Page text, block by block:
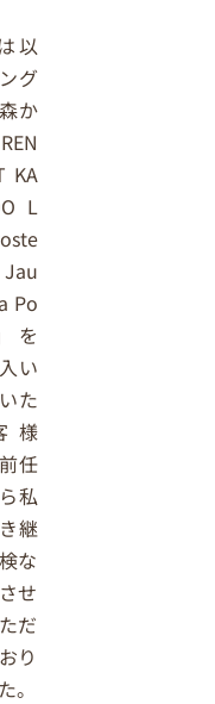
以
グ
か
KA
L
Jau
Po
を
い
た
様
任
私
継
な
せ
だ
り
。